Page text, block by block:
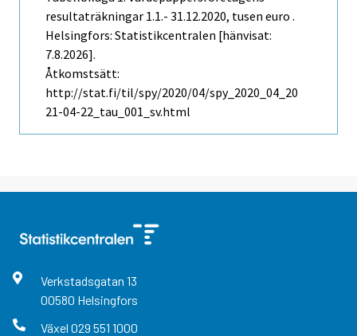
resultaträkningar 1.1.- 31.12.2020, tusen euro .
Helsingfors: Statistikcentralen [hänvisat:
7.8.2026].
Åtkomstsätt:
http://stat.fi/til/spy/2020/04/spy_2020_04_20
21-04-22_tau_001_sv.html
Verkstadsgatan 13
00580 Helsingfors
Växel 029 551 1000